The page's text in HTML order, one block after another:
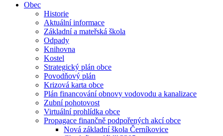
Obec
Historie
Aktuální informace
Základní a mateřská škola
Odpady
Knihovna
Kostel
Strategický plán obce
Povodňový plán
Krizová karta obce
Plán financování obnovy vodovodu a kanalizace
Zubní pohotovost
Virtuální prohlídka obce
Propagace finančně podpořených akcí obce
Nová základní škola Černíkovice